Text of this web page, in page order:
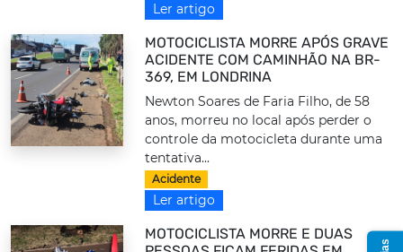
Ler artigo
MOTOCICLISTA MORRE APÓS GRAVE
ACIDENTE COM CAMINHÃO NA BR-
369, EM LONDRINA
Newton Soares de Faria Filho, de 58
anos, morreu no local após perder o
controle da motocicleta durante uma
tentativa...
Acidente
Ler artigo
MOTOCICLISTA MORRE E DUAS